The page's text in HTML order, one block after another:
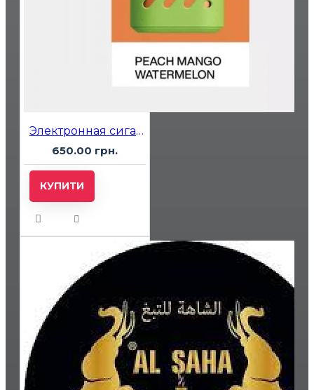
Электронная сигарета Vozol 10000 Peach Mango Watermelon (Персик Манго Арбуз)
650.00 грн.
КУПИТИ